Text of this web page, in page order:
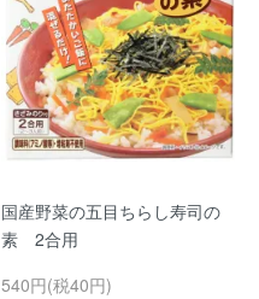
国産野菜の五目ちらし寿司の
素 2合用
540円(税40円)